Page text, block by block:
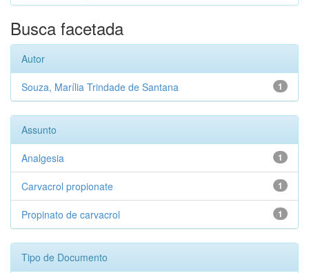
Busca facetada
Autor
1
Souza, Marília Trindade de Santana
Assunto
1
Analgesia
1
Carvacrol propionate
1
Propinato de carvacrol
Tipo de Documento